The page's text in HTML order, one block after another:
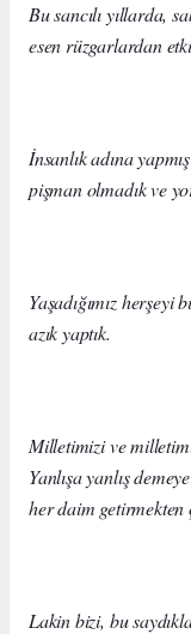
Bu sancılı yıllarda,
esen rüzgarlardan
İnsanlık adına
pişman olmadık ve
Yaşadığımız
azık yaptık.
Milletimizi ve
Yanlışa yanlış
her daim getirmekten
Lakin bizi, bu